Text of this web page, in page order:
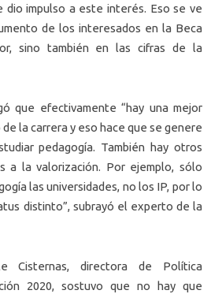
dio impulso a este interés. Eso se ve
de los interesados en la Beca
sino también en las cifras de la
que efectivamente “hay una mejor
la carrera y eso hace que se genere
pedagogía. También hay otros
a la valorización. Por ejemplo, sólo
las universidades, no los IP, por lo
distinto”, subrayó el experto de la
Cisternas, directora de Política
2020, sostuvo que no hay que